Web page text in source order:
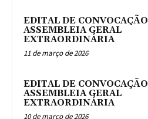
EDITAL DE CONVOCAÇÃO
ASSEMBLEIA GERAL
EXTRAORDINÁRIA
11 de março de 2026
EDITAL DE CONVOCAÇÃO
ASSEMBLEIA GERAL
EXTRAORDINÁRIA
10 de março de 2026